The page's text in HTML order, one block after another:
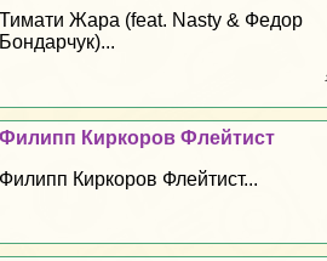
Тимати Жара (feat. Nasty & Федор
Бондарчук)...
Филипп Киркоров Флейтист
Филипп Киркоров Флейтист...